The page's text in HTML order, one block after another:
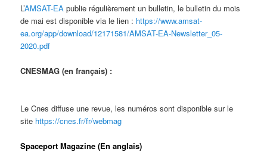
L’AMSAT-EA publie régulièrement un bulletin, le bulletin du mois
de mai est disponible via le lien : https://www.amsat-
ea.org/app/download/12171581/AMSAT-EA-Newsletter_05-
2020.pdf
CNESMAG (en français) :
Le Cnes diffuse une revue, les numéros sont disponible sur le
site https://cnes.fr/fr/webmag
Spaceport Magazine (En anglais)